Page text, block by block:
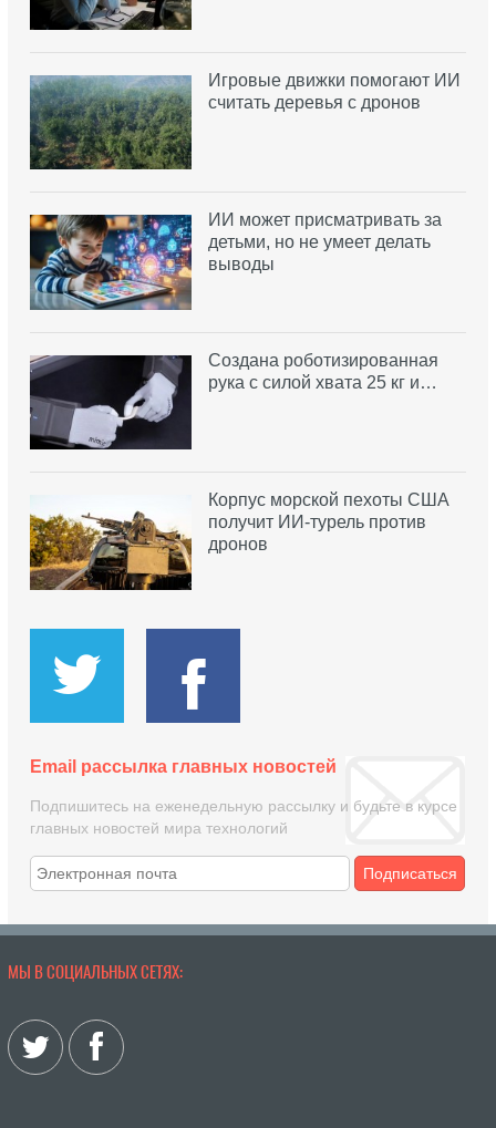
Игровые движки помогают ИИ
считать деревья с дронов
ИИ может присматривать за
детьми, но не умеет делать
выводы
Создана роботизированная
рука с силой хвата 25 кг и…
Корпус морской пехоты США
получит ИИ-турель против
дронов
Email рассылка главных новостей
Подпишитесь на еженедельную рассылку и будьте в курсе
главных новостей мира технологий
Подписаться
МЫ В СОЦИАЛЬНЫХ СЕТЯХ: